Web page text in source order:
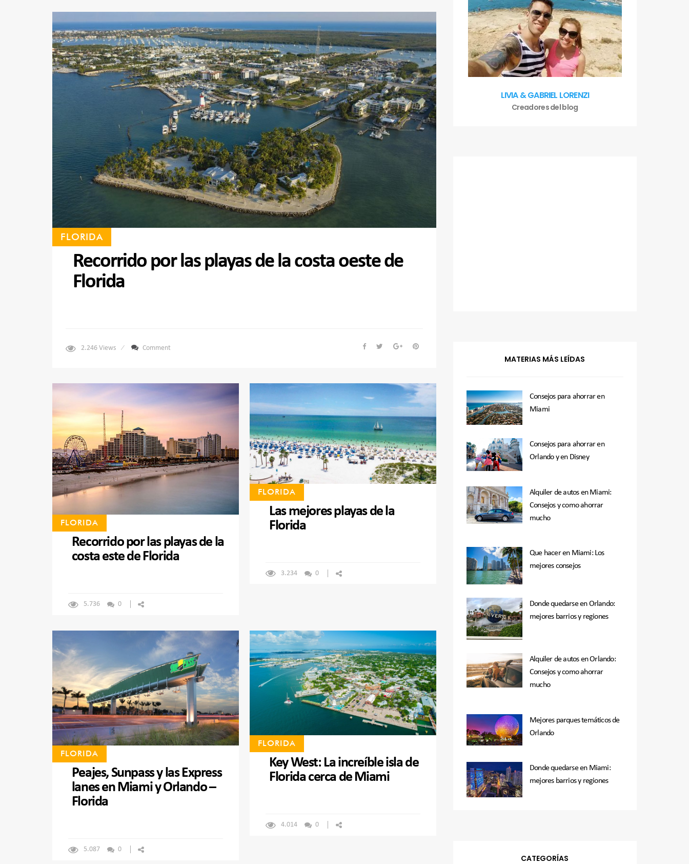
FLORIDA
Recorrido por las playas de la costa oeste de
Florida
2.246Views Comment
FLORIDA
Recorrido por las playas de la
costa este de Florida
5.736 0
FLORIDA
Las mejores playas de la
Florida
3.234 0
FLORIDA
Peajes, Sunpass y las Express
lanes en Miami y Orlando –
Florida
5.087 0
FLORIDA
Key West: La increíble isla de
Florida cerca de Miami
4.014 0
LIVIA & GABRIEL LORENZI
Creadores del blog
MATERIAS MÁS LEÍDAS
Consejos para ahorrar en
Miami
Consejos para ahorrar en
Orlando y en Disney
Alquiler de autos en Miami:
Consejos y como ahorrar
mucho
Que hacer en Miami: Los
mejores consejos
Donde quedarse en Orlando:
mejores barrios y regiones
Alquiler de autos en Orlando:
Consejos y como ahorrar
mucho
Mejores parques temáticos de
Orlando
Donde quedarse en Miami:
mejores barrios y regiones
CATEGORÍAS